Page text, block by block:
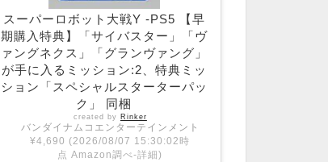
スーパーロボット大戦Y -PS5 【早
期購入特典】「サイバスター」「ヴ
ァングネクス」「グランヴァング」
が手に入るミッション:2、特典ミッ
ション「スペシャルスターターパッ
ク」 同梱
created by Rinker
バンダイナムコエンターテインメント
¥4,690 (2026/08/07 15:30:02時
点 Amazon調べ-詳細)